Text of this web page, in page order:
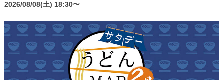
2026/08/08(土) 18:30〜